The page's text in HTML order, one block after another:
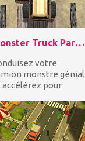
Monster Truck Parking
votre
monstre génial
accélérez pour
avant de